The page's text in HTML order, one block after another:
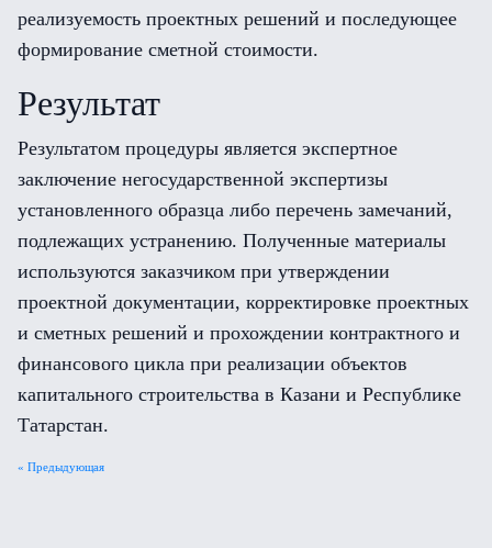
реализуемость проектных решений и последующее
формирование сметной стоимости.
Результат
Результатом процедуры является экспертное
заключение негосударственной экспертизы
установленного образца либо перечень замечаний,
подлежащих устранению. Полученные материалы
используются заказчиком при утверждении
проектной документации, корректировке проектных
и сметных решений и прохождении контрактного и
финансового цикла при реализации объектов
капитального строительства в Казани и Республике
Татарстан.
« Предыдующая